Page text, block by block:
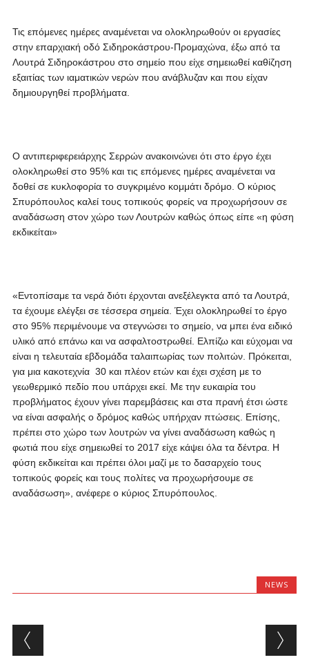
Τις επόμενες ημέρες αναμένεται να ολοκληρωθούν οι εργασίες
στην επαρχιακή οδό Σιδηροκάστρου-Προμαχώνα, έξω από τα
Λουτρά Σιδηροκάστρου στο σημείο που είχε σημειωθεί καθίζηση
εξαιτίας των ιαματικών νερών που ανάβλυζαν και που είχαν
δημιουργηθεί προβλήματα.
Ο αντιπεριφερειάρχης Σερρών ανακοινώνει ότι στο έργο έχει
ολοκληρωθεί στο 95% και τις επόμενες ημέρες αναμένεται να
δοθεί σε κυκλοφορία το συγκριμένο κομμάτι δρόμο. Ο κύριος
Σπυρόπουλος καλεί τους τοπικούς φορείς να προχωρήσουν σε
αναδάσωση στον χώρο των Λουτρών καθώς όπως είπε «η φύση
εκδικείται»
«Εντοπίσαμε τα νερά διότι έρχονται ανεξέλεγκτα από τα Λουτρά,
τα έχουμε ελέγξει σε τέσσερα σημεία. Έχει ολοκληρωθεί το έργο
στο 95% περιμένουμε να στεγνώσει το σημείο, να μπει ένα ειδικό
υλικό από επάνω και να ασφαλτοστρωθεί. Ελπίζω και εύχομαι να
είναι η τελευταία εβδομάδα ταλαιπωρίας των πολιτών. Πρόκειται,
για μια κακοτεχνία 30 και πλέον ετών και έχει σχέση με το
γεωθερμικό πεδίο που υπάρχει εκεί. Με την ευκαιρία του
προβλήματος έχουν γίνει παρεμβάσεις και στα πρανή έτσι ώστε
να είναι ασφαλής ο δρόμος καθώς υπήρχαν πτώσεις. Επίσης,
πρέπει στο χώρο των λουτρών να γίνει αναδάσωση καθώς η
φωτιά που είχε σημειωθεί το 2017 είχε κάψει όλα τα δέντρα. Η
φύση εκδικείται και πρέπει όλοι μαζί με το δασαρχείο τους
τοπικούς φορείς και τους πολίτες να προχωρήσουμε σε
αναδάσωση», ανέφερε ο κύριος Σπυρόπουλος.
NEWS
Post navigation